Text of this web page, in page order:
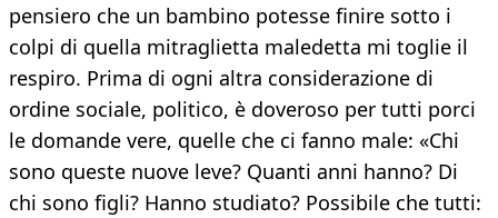
pensiero che un bambino potesse finire sotto i
colpi di quella mitraglietta maledetta mi toglie il
respiro. Prima di ogni altra considerazione di
ordine sociale, politico, è doveroso per tutti porci
le domande vere, quelle che ci fanno male: «Chi
sono queste nuove leve? Quanti anni hanno? Di
chi sono figli? Hanno studiato? Possibile che tutti: